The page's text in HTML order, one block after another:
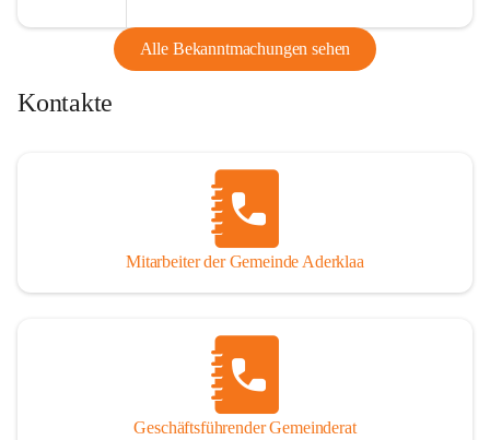
Alle Bekanntmachungen sehen
Kontakte
Mitarbeiter der Gemeinde Aderklaa
Geschäftsführender Gemeinderat